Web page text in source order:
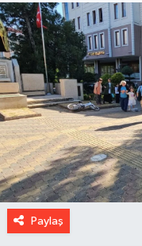
Paylaş
Medya
Sağlık
Haber Arşivi